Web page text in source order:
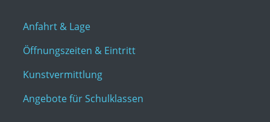
Anfahrt & Lage
Öffnungszeiten & Eintritt
Kunstvermittlung
Angebote für Schulklassen